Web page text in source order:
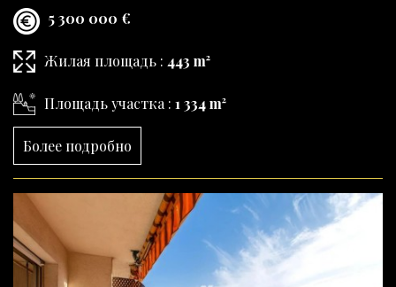
5 300 000 €
Жилая площадь : 443 m²
Площадь участка : 1 334 m²
Более подробно